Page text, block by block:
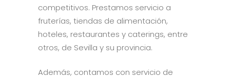
competitivos. Prestamos servicio a
fruterías, tiendas de alimentación,
hoteles, restaurantes y caterings, entre
otros, de Sevilla y su provincia.
Además, contamos con servicio de